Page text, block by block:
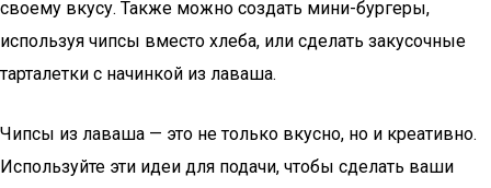
своему вкусу. Также можно создать мини-бургеры,
используя чипсы вместо хлеба, или сделать закусочные
тарталетки с начинкой из лаваша.
Чипсы из лаваша — это не только вкусно, но и креативно.
Используйте эти идеи для подачи, чтобы сделать ваши